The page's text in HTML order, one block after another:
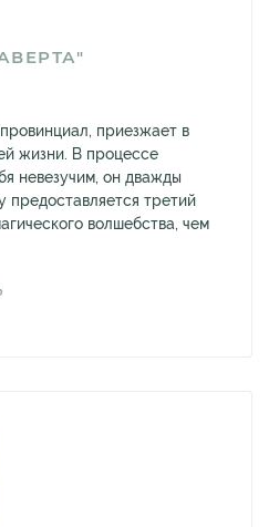
приезжает в
жизни. В процессе
невезучим, он дважды
предоставляется третий
волшебства, чем